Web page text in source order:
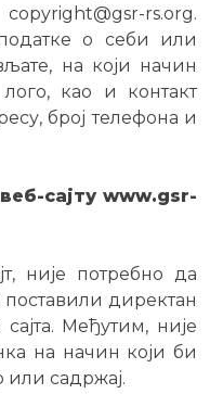
rs.org.
о себи или
на који начин
као и контакт
број телефона и
сајту www.gsr-
није потребно да
директан
Међутим, није
на начин који би
садржај.